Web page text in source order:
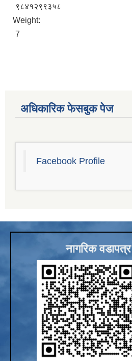
९८४१२९९३५८
Weight:
7
अधिकारिक फेसबुक पेज
Facebook Profile
नागरिक वडापत्र